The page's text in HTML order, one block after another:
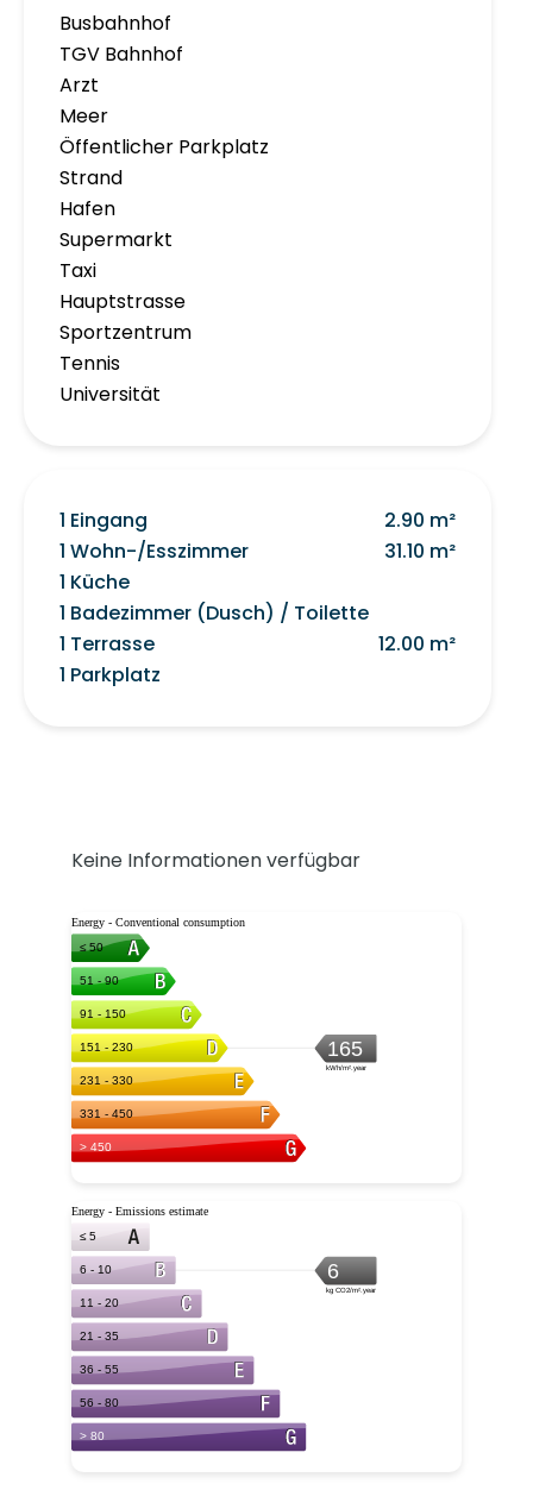
Busbahnhof
TGV Bahnhof
Arzt
Meer
Öffentlicher Parkplatz
Strand
Hafen
Supermarkt
Taxi
Hauptstrasse
Sportzentrum
Tennis
Universität
1 Eingang
2.90 m²
1 Wohn-/Esszimmer
31.10 m²
1 Küche
1 Badezimmer (Dusch) / Toilette
1 Terrasse
12.00 m²
1 Parkplatz
Keine Informationen verfügbar